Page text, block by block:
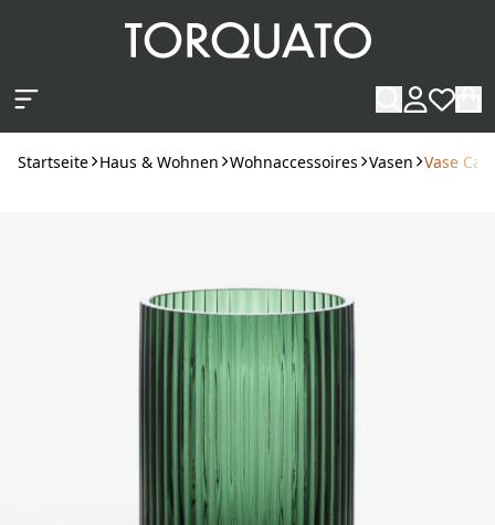
Startseite Haus & Wohnen Wohnaccessoires Vasen Vase